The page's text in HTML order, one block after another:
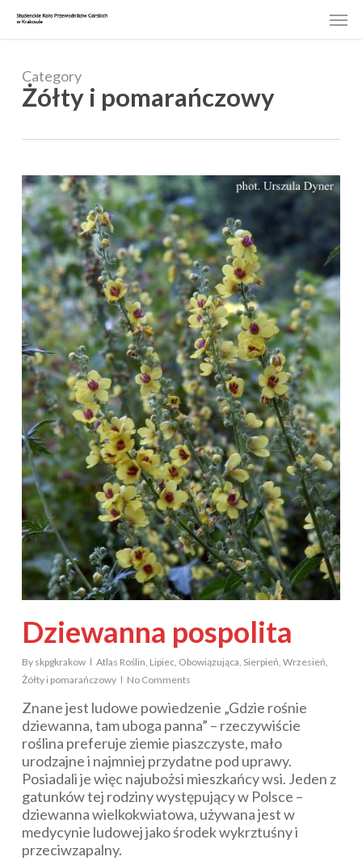
Category
Żółty i pomarańczowy
Dziewanna pospolita
By skpgkrakow Atlas Roślin Lipiec, Obowiązująca Sierpień Wrzesień
Żółty i pomarańczowy
No Comments
Znane jest ludowe powiedzenie „Gdzie rośnie
dziewanna, tam uboga panna” – rzeczywiście
roślina preferuje ziemie piaszczyste, mało
urodzajne i najmniej przydatne pod uprawy.
Posiadali je więc najubożsi mieszkańcy wsi. Jeden z
gatunków tej rodziny występujący w Polsce –
dziewanna wielkokwiatowa, używana jest w
medycynie ludowej jako środek wykrztuśny i
przeciwzapalny.